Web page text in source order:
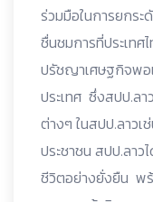
ร่วมมือในการยกร
ชื่นชมการที่ประเทศ
ปรัชญาเศษฐกิจพ
ประเทศ ซึ่งสปป.ลา
ต่างๆ ในสปป.ลาวเ
ประชาชน สปป.ลาว
ชีวิตอย่างยั่งยืน พ